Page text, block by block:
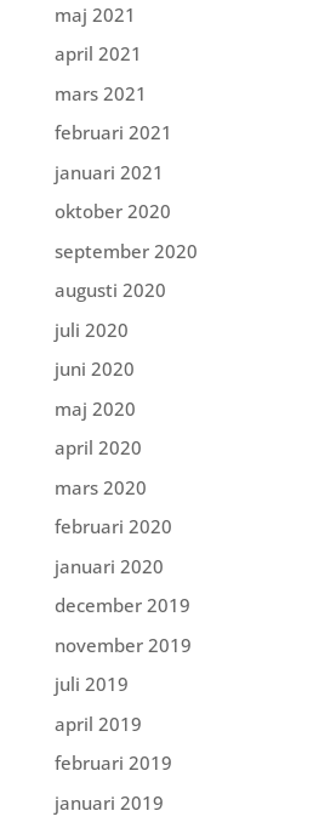
maj 2021
april 2021
mars 2021
februari 2021
januari 2021
oktober 2020
september 2020
augusti 2020
juli 2020
juni 2020
maj 2020
april 2020
mars 2020
februari 2020
januari 2020
december 2019
november 2019
juli 2019
april 2019
februari 2019
januari 2019